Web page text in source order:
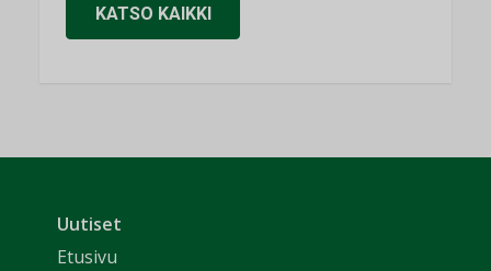
KATSO KAIKKI
Uutiset
Etusivu